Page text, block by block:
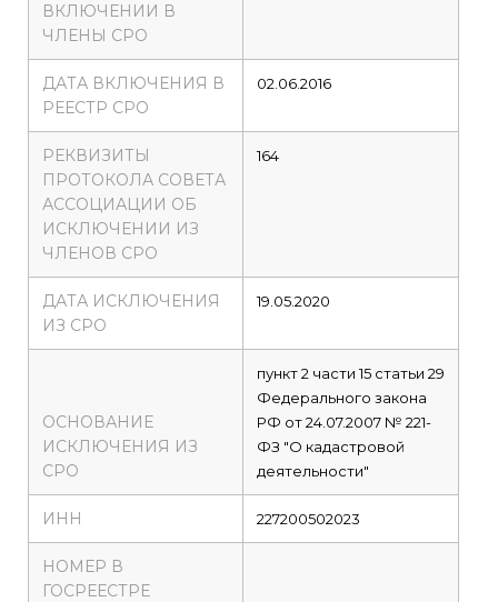
ВКЛЮЧЕНИИ В
ЧЛЕНЫ СРО
ДАТА ВКЛЮЧЕНИЯ В
РЕЕСТР СРО
02.06.2016
РЕКВИЗИТЫ
ПРОТОКОЛА СОВЕТА
АССОЦИАЦИИ ОБ
ИСКЛЮЧЕНИИ ИЗ
ЧЛЕНОВ СРО
164
ДАТА ИСКЛЮЧЕНИЯ
ИЗ СРО
19.05.2020
ОСНОВАНИЕ
ИСКЛЮЧЕНИЯ ИЗ
СРО
пункт 2 части 15 статьи 29
Федерального закона
РФ от 24.07.2007 № 221-
ФЗ "О кадастровой
деятельности"
ИНН 227200502023
НОМЕР В
ГОСРЕЕСТРЕ